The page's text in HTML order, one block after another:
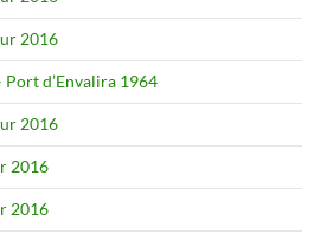
2016
d’Envalira 1964
2016
2016
2016